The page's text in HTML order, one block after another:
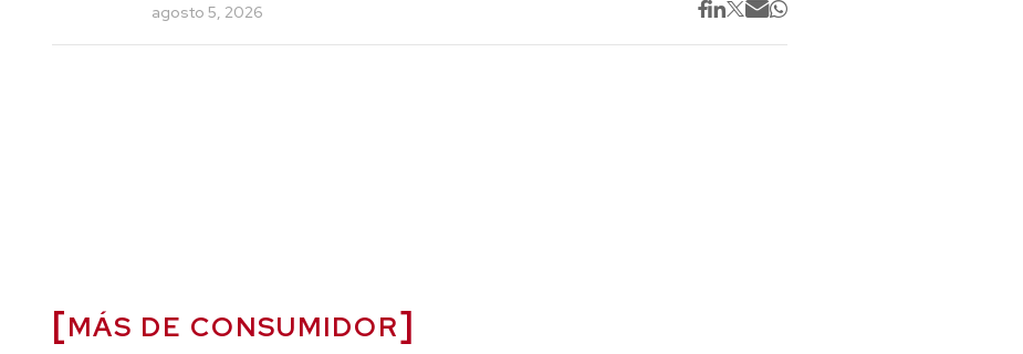
agosto 5, 2026
MÁS DE CONSUMIDOR